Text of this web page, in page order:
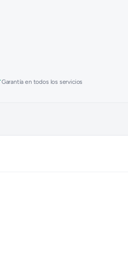
Garantía en todos los servicios